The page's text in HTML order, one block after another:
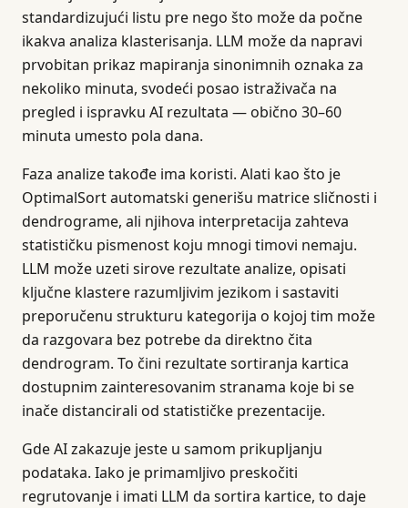
standardizujući listu pre nego što može da počne
ikakva analiza klasterisanja. LLM može da napravi
prvobitan prikaz mapiranja sinonimnih oznaka za
nekoliko minuta, svodeći posao istraživača na
pregled i ispravku AI rezultata — obično 30–60
minuta umesto pola dana.
Faza analize takođe ima koristi. Alati kao što je
OptimalSort automatski generišu matrice sličnosti i
dendrograme, ali njihova interpretacija zahteva
statističku pismenost koju mnogi timovi nemaju.
LLM može uzeti sirove rezultate analize, opisati
ključne klastere razumljivim jezikom i sastaviti
preporučenu strukturu kategorija o kojoj tim može
da razgovara bez potrebe da direktno čita
dendrogram. To čini rezultate sortiranja kartica
dostupnim zainteresovanim stranama koje bi se
inače distancirali od statističke prezentacije.
Gde AI zakazuje jeste u samom prikupljanju
podataka. Iako je primamljivo preskočiti
regrutovanje i imati LLM da sortira kartice, to daje